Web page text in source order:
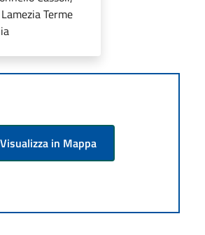
Terme
Visualizza in Mappa